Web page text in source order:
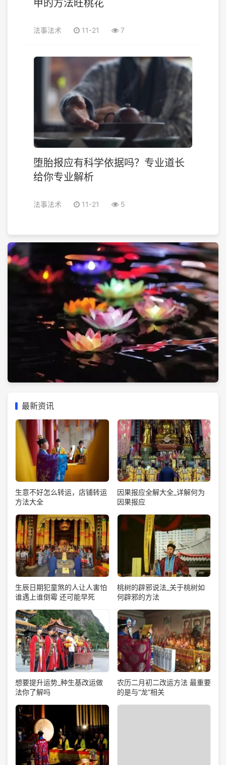
甲的方法旺桃花
法事法术 11-21 7
堕胎报应有科学依据吗？专业道长
给你专业解析
法事法术 11-21 5
最新资讯
生意不好怎么转运，店铺转运
方法大全
因果报应全解大全_详解何为
因果报应
生辰日期犯童煞的人让人害怕
谁遇上谁倒霉 还可能早死
桃树的辟邪说法_关于桃树如
何辟邪的方法
想要提升运势_种生基改运做
法你了解吗
农历二月初二改运方法 最重要
的是与“龙”相关